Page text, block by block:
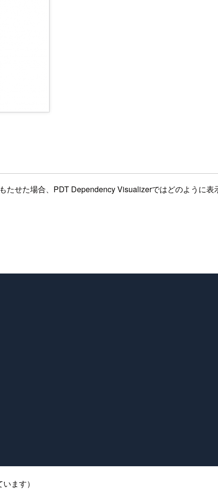
せた場合、PDT Dependency Visualizerではどのように表
ます）